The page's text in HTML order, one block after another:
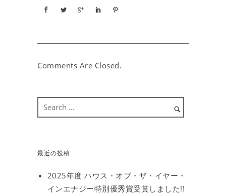
Comments Are Closed.
最近の投稿
2025年度 ハウス・オブ・ザ・イヤー・
インエナジー特別優秀賞受賞しました!!